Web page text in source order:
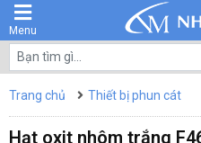
Menu
Trang chủ Thiết bị phun cát
Hạt oxit nhôm trắng